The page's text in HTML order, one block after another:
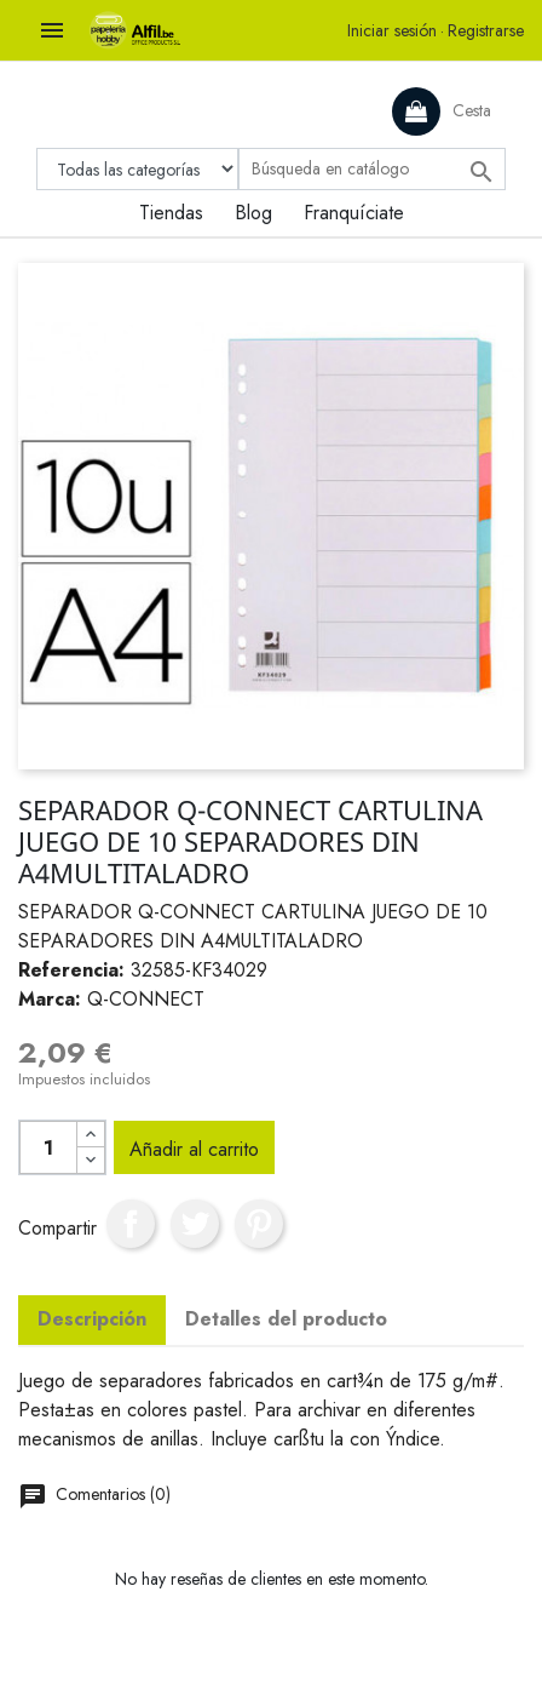
 Iniciar sesión · Registrarse
Cesta

Tiendas Blog Franquíciate
SEPARADOR Q-CONNECT CARTULINA
JUEGO DE 10 SEPARADORES DIN
A4MULTITALADRO
SEPARADOR Q-CONNECT CARTULINA JUEGO DE 10
SEPARADORES DIN A4MULTITALADRO
Referencia: 32585-KF34029
Marca: Q-CONNECT
2,09 €
Impuestos incluidos
Añadir al carrito
Compartir
Descripción Detalles del producto
Juego de separadores fabricados en cart¾n de 175 g/m#.
Pesta±as en colores pastel. Para archivar en diferentes
mecanismos de anillas. Incluye carßtu la con Ýndice.
Comentarios (0)
No hay reseñas de clientes en este momento.